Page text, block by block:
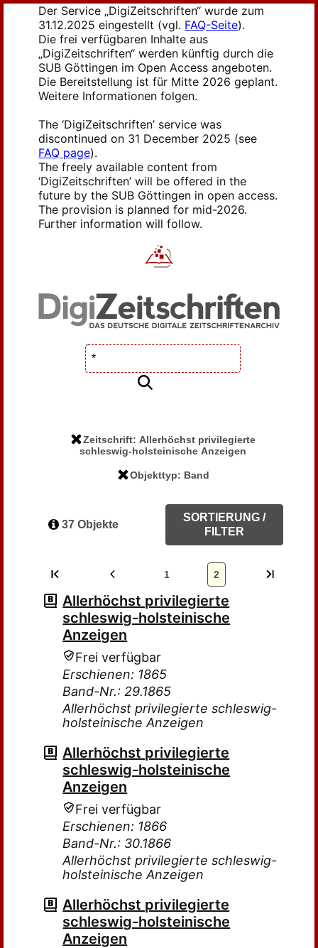
Der Service „DigiZeitschriften“ wurde zum
31.12.2025 eingestellt (vgl. FAQ-Seite).
Die frei verfügbaren Inhalte aus
„DigiZeitschriften“ werden künftig durch die
SUB Göttingen im Open Access angeboten.
Die Bereitstellung ist für Mitte 2026 geplant.
Weitere Informationen folgen.
The ‘DigiZeitschriften’ service was
discontinued on 31 December 2025 (see
FAQ page).
The freely available content from
‘DigiZeitschriften’ will be offered in the
future by the SUB Göttingen in open access.
The provision is planned for mid-2026.
Further information will follow.
Zeitschrift: Allerhöchst privilegierte
schleswig-holsteinische Anzeigen
Objekttyp: Band
37 Objekte
SORTIERUNG /
FILTER
1 2
Allerhöchst privilegierte
schleswig-holsteinische
Anzeigen
Frei verfügbar
Erschienen: 1865
Band-Nr.: 29.1865
Allerhöchst privilegierte schleswig-
holsteinische Anzeigen
Allerhöchst privilegierte
schleswig-holsteinische
Anzeigen
Frei verfügbar
Erschienen: 1866
Band-Nr.: 30.1866
Allerhöchst privilegierte schleswig-
holsteinische Anzeigen
Allerhöchst privilegierte
schleswig-holsteinische
Anzeigen